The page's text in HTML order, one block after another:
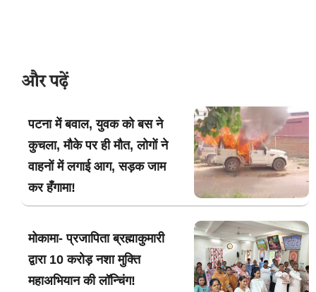
और पढ़ें
पटना में बवाल, युवक को बस ने
कुचला, मौके पर ही मौत, लोगों ने
वाहनों में लगाई आग, सड़क जाम
कर हँगामा!
मोकामा- प्रजापिता ब्रह्माकुमारी
द्वारा 10 करोड़ नशा मुक्ति
महाअभियान की लॉन्चिंग!